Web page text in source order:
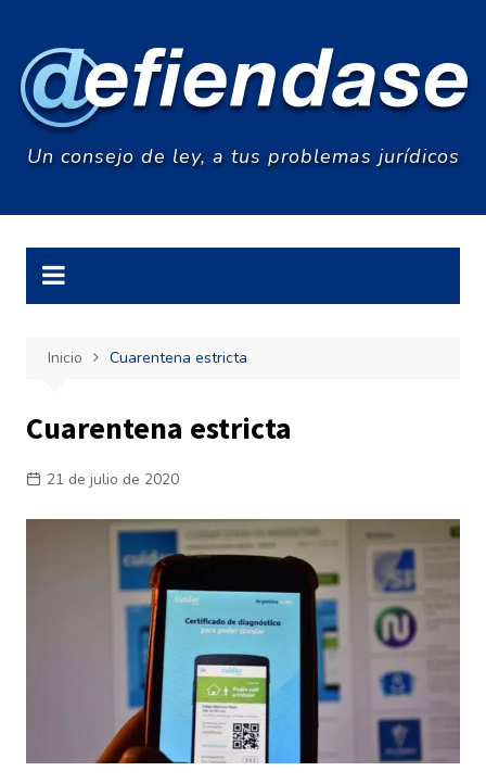
contenido
Un consejo de ley, a tus problemas jurídicos
Inicio Cuarentena estricta
Cuarentena estricta
21 de julio de 2020